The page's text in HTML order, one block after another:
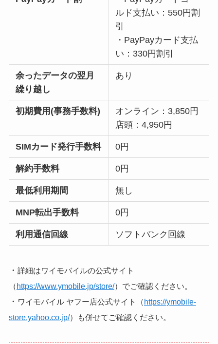
ルド支払い：550円割
引
・PayPayカード支払
い：330円割引
余ったデータの翌月
繰り越し
あり
初期費用(事務手数料)
オンライン：3,850円
店頭：4,950円
SIMカード発行手数料 0円
解約手数料 0円
最低利用期間 無し
MNP転出手数料 0円
利用通信回線 ソフトバンク回線
・ 詳細はワイモバイルの公式サイト
（ https://www.ymobile.jp/store/）でご確認ください。
・ ワイモバイル ヤフー店公式サイト（ https://ymobile-
store.yahoo.co.jp/）も併せてご確認ください。